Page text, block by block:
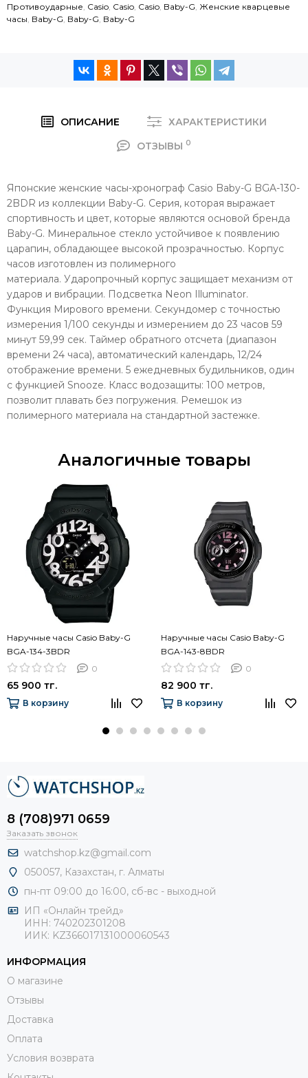
Противоударные Casio Casio Casio Baby-G Женские кварцевые
часы Baby-G Baby-G Baby-G
ОПИСАНИЕ
ХАРАКТЕРИСТИКИ
ОТЗЫВЫ 0
Японские женские часы-хронограф Casio Baby-G BGA-130-
2BDR из коллекции Baby-G. Серия, которая выражает
спортивность и цвет, которые являются основой бренда
Baby-G. Минеральное стекло устойчивое к появлению
царапин, обладающее высокой прозрачностью. Корпус
часов изготовлен из полимерного
материала. Ударопрочный корпус защищает механизм от
ударов и вибрации. Подсветка Neon Illuminator.
Функция Мирового времени. Секундомер с точностью
измерения 1/100 секунды и измерением до 23 часов 59
минут 59,99 cек. Таймер обратного отсчета (диапазон
времени 24 часа), автоматический календарь, 12/24
отображение времени. 5 ежедневных будильников, один
с функцией Snooze. Класс водозащиты: 100 метров,
позволит плавать без погружения. Ремешок из
полимерного материала на стандартной застежке.
Аналогичные товары
Наручные часы Casio Baby-G
BGA-134-3BDR
0
65 900 тг.
В корзину
Наручные часы Casio Baby-G
BGA-143-8BDR
0
82 900 тг.
В корзину
8 (708)971 0659
Заказать звонок
watchshop.kz@gmail.com
050057, Казахстан, г. Алматы
пн-пт 09:00 до 16:00, сб-вс - выходной
ИП «Онлайн трейд»
ИНН: 740202301208
ИИК: KZ366017131000060543
ИНФОРМАЦИЯ
О магазине
Отзывы
Доставка
Оплата
Условия возврата